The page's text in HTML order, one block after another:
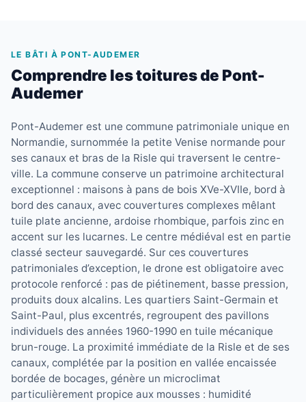
LE BÂTI À PONT-AUDEMER
Comprendre les toitures de Pont-
Audemer
Pont-Audemer est une commune patrimoniale unique en
Normandie, surnommée la petite Venise normande pour
ses canaux et bras de la Risle qui traversent le centre-
ville. La commune conserve un patrimoine architectural
exceptionnel : maisons à pans de bois XVe-XVIIe, bord à
bord des canaux, avec couvertures complexes mêlant
tuile plate ancienne, ardoise rhombique, parfois zinc en
accent sur les lucarnes. Le centre médiéval est en partie
classé secteur sauvegardé. Sur ces couvertures
patrimoniales d’exception, le drone est obligatoire avec
protocole renforcé : pas de piétinement, basse pression,
produits doux alcalins. Les quartiers Saint-Germain et
Saint-Paul, plus excentrés, regroupent des pavillons
individuels des années 1960-1990 en tuile mécanique
brun-rouge. La proximité immédiate de la Risle et de ses
canaux, complétée par la position en vallée encaissée
bordée de bocages, génère un microclimat
particulièrement propice aux mousses : humidité